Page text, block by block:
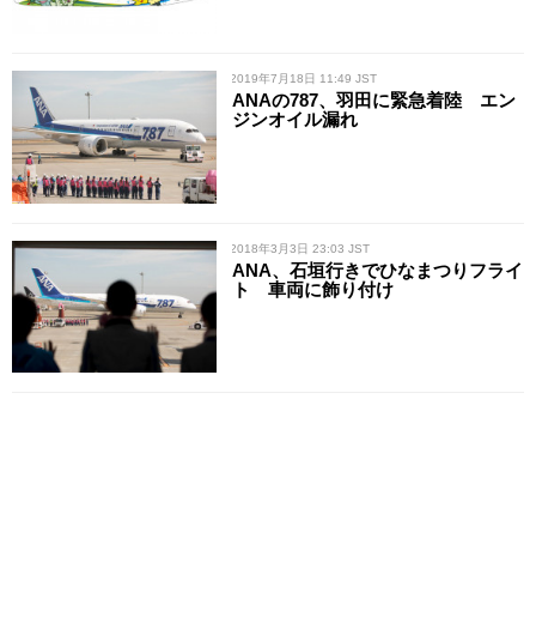
/ 2019年7月18日 11:49 JST
ANAの787、羽田に緊急着陸 エン
ジンオイル漏れ
/ 2018年3月3日 23:03 JST
ANA、石垣行きでひなまつりフライ
ト 車両に飾り付け